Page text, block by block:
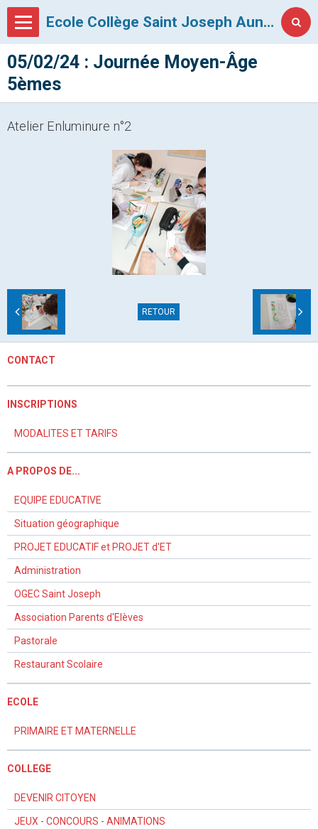
Ecole Collège Saint Joseph Auneau
05/02/24 : Journée Moyen-Âge
5èmes
Atelier Enluminure n°2
RETOUR
CONTACT
INSCRIPTIONS
MODALITES ET TARIFS
A PROPOS DE...
EQUIPE EDUCATIVE
Situation géographique
PROJET EDUCATIF et PROJET d'ET
Administration
OGEC Saint Joseph
Association Parents d'Elèves
Pastorale
Restaurant Scolaire
ECOLE
PRIMAIRE ET MATERNELLE
COLLEGE
DEVENIR CITOYEN
JEUX - CONCOURS - ANIMATIONS